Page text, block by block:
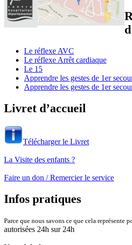
Le réflexe AVC
Le réflexe Arrêt cardiaque
Le 15
Apprendre les gestes de 1er
Apprendre les gestes de 1er
Livret d’accueil
Télécharger le Livret
La Visite des enfants ?
Faire un don / Remercier le service
Infos pratiques
Parce que nous savons ce que cela représente
autorisées 24h sur 24h